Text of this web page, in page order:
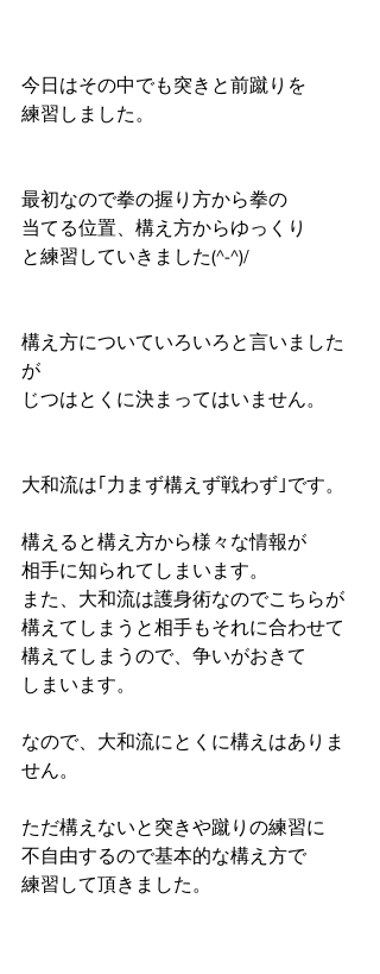
今日はその中でも突きと前蹴りを
練習しました。
最初なので拳の握り方から拳の
当てる位置、構え方からゆっくり
と練習していきました(^-^)/
構え方についていろいろと言いました
が
じつはとくに決まってはいません。
大和流は｢力まず構えず戦わず｣です。
構えると構え方から様々な情報が
相手に知られてしまいます。
また、大和流は護身術なのでこちらが
構えてしまうと相手もそれに合わせて
構えてしまうので、争いがおきて
しまいます。
なので、大和流にとくに構えはありま
せん。
ただ構えないと突きや蹴りの練習に
不自由するので基本的な構え方で
練習して頂きました。